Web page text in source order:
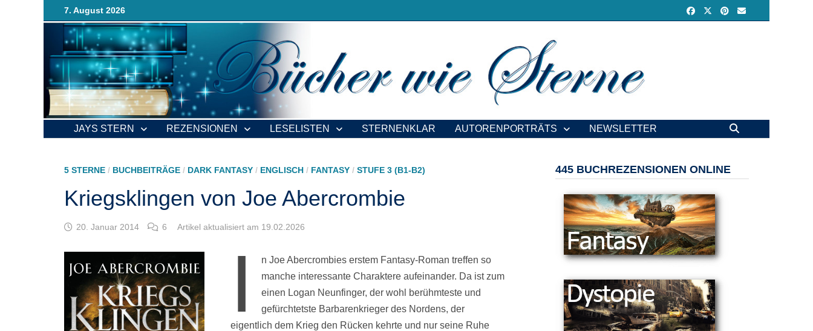
Zurück
zum
7. August 2026
JAYS STERN REZENSIONEN LESELISTEN STERNENKLAR AUTORENPORTRÄTS NEWSLETTER
5 STERNE / BUCHBEITRÄGE / DARK FANTASY / ENGLISCH / FANTASY /STUFE 3 (B1-B2)
Kriegsklingen von Joe Abercrombie
20. Januar 2014 6 Artikel aktualisiert am 19.02.2026
I
n Joe Abercrombies erstem Fantasy-Roman treffen so
manche interessante Charaktere aufeinander. Da ist zum
einen Logan Neunfinger, der wohl berühmteste und
gefürchtetste Barbarenkrieger des Nordens, der
eigentlich dem Krieg den Rücken kehrte und nur seine Ruhe
445 BUCHREZENSIONEN ONLINE